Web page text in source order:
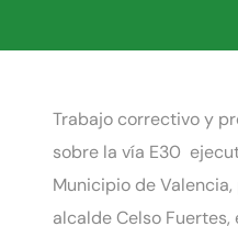
Trabajo correctivo y
sobre la vía E30
Municipio de
alcalde Celso